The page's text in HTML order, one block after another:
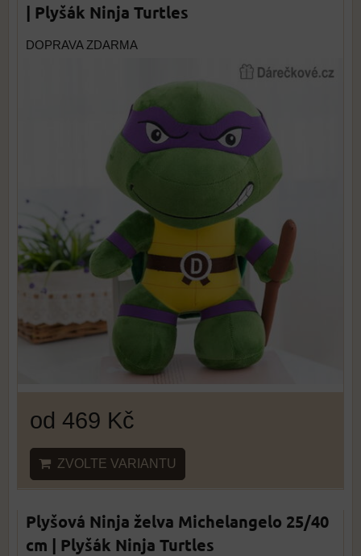
| Plyšák Ninja Turtles
DOPRAVA ZDARMA
od 469 Kč
ZVOLTE VARIANTU
Plyšová Ninja želva Michelangelo 25/40
cm | Plyšák Ninja Turtles